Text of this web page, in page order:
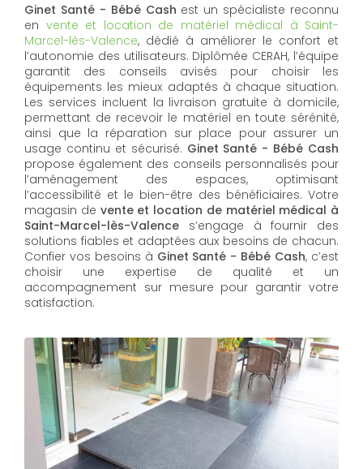
Ginet Santé - Bébé Cash est un spécialiste reconnu
en vente et location de matériel médical à Saint-
Marcel-lès-Valence, dédié à améliorer le confort et
l’autonomie des utilisateurs. Diplômée CERAH, l’équipe
garantit des conseils avisés pour choisir les
équipements les mieux adaptés à chaque situation.
Les services incluent la livraison gratuite à domicile,
permettant de recevoir le matériel en toute sérénité,
ainsi que la réparation sur place pour assurer un
usage continu et sécurisé. Ginet Santé - Bébé Cash
propose également des conseils personnalisés pour
l’aménagement des espaces, optimisant
l’accessibilité et le bien-être des bénéficiaires. Votre
magasin de vente et location de matériel médical à
Saint-Marcel-lès-Valence s’engage à fournir des
solutions fiables et adaptées aux besoins de chacun.
Confier vos besoins à Ginet Santé - Bébé Cash, c’est
choisir une expertise de qualité et un
accompagnement sur mesure pour garantir votre
satisfaction.